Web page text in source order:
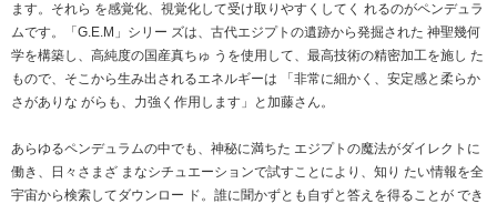
ます。それら を感覚化、視覚化して受け取りやすくしてく れるのがペンデュラ
ムです。「G.E.M」シリー ズは、古代エジプトの遺跡から発掘された 神聖幾何
学を構築し、高純度の国産真ちゅ うを使用して、最高技術の精密加工を施し た
もので、そこから生み出されるエネルギーは 「非常に細かく、安定感と柔らか
さがありな がらも、力強く作用します」と加藤さん。
あらゆるペンデュラムの中でも、神秘に満ちた エジプトの魔法がダイレクトに
働き、日々さまざ まなシチュエーションで試すことにより、知り たい情報を全
宇宙から検索してダウンロー ド。誰に聞かずとも自ずと答えを得ることが でき